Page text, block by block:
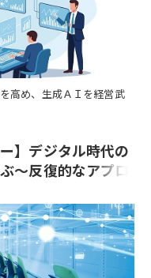
高め、生成ＡＩを経営武
】デジタル時代の
～反復的なアプロ